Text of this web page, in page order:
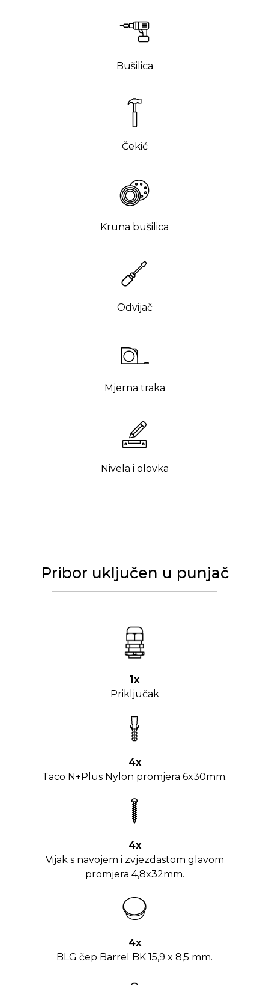
Bušilica
Čekić
Kruna bušilica
Odvijač
Mjerna traka
Nivela i olovka
Pribor uključen u punjač
1x
Priključak
4x
Taco N+Plus Nylon promjera 6x30mm.
4x
Vijak s navojem i zvjezdastom glavom
promjera 4,8x32mm.
4x
BLG čep Barrel BK 15,9 x 8,5 mm.